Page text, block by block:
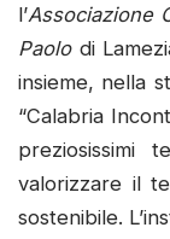
l’Associazione
Paolodi
insieme, nella
“Calabria
preziosissimi
valorizzare il
sostenibile.